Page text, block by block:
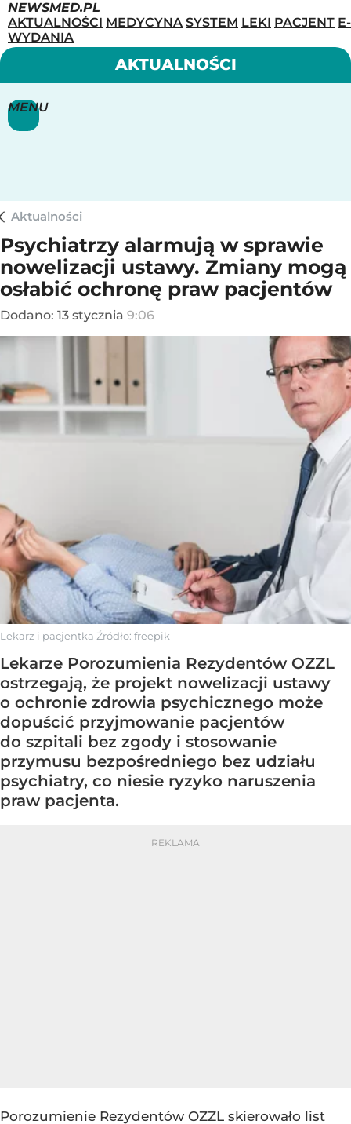
NEWSMED.PL
AKTUALNOŚCI MEDYCYNA SYSTEM LEKI PACJENT E-
WYDANIA
MENU
AKTUALNOŚCI
Aktualności
Psychiatrzy alarmują w sprawie
nowelizacji ustawy. Zmiany mogą
osłabić ochronę praw pacjentów
Dodano: 13 stycznia 9:06
Lekarz i pacjentka Źródło: freepik
Lekarze Porozumienia Rezydentów OZZL
ostrzegają, że projekt nowelizacji ustawy
o ochronie zdrowia psychicznego może
dopuścić przyjmowanie pacjentów
do szpitali bez zgody i stosowanie
przymusu bezpośredniego bez udziału
psychiatry, co niesie ryzyko naruszenia
praw pacjenta.
Porozumienie Rezydentów OZZL skierowało list